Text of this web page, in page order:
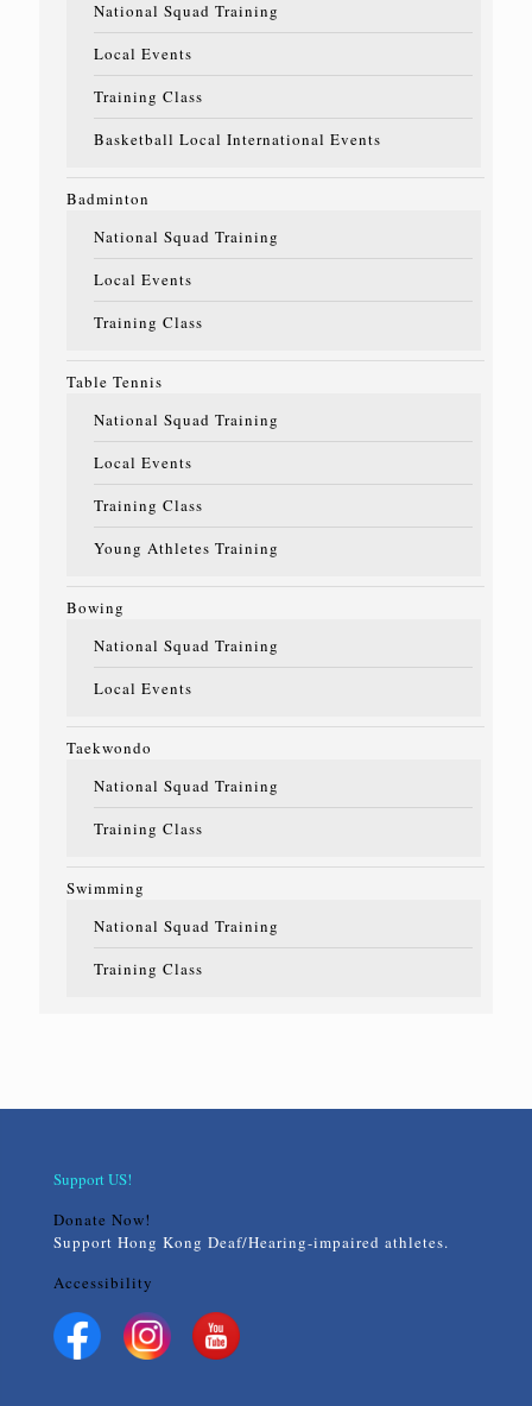
National Squad Training
Local Events
Training Class
Basketball Local International Events
Badminton
National Squad Training
Local Events
Training Class
Table Tennis
National Squad Training
Local Events
Training Class
Young Athletes Training
Bowing
National Squad Training
Local Events
Taekwondo
National Squad Training
Training Class
Swimming
National Squad Training
Training Class
Support US!
Donate Now!
Support Hong Kong Deaf/Hearing-impaired athletes.
Accessibility